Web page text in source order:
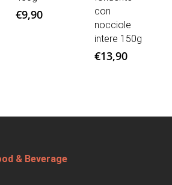
€9,90
con
nocciole
intere 150g
€13,90
& Beverage